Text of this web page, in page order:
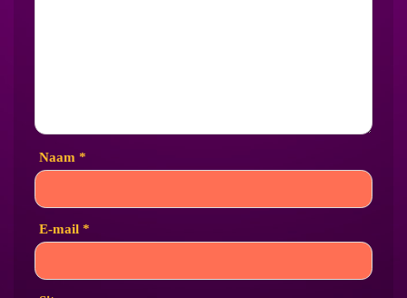
Naam *
E-mail *